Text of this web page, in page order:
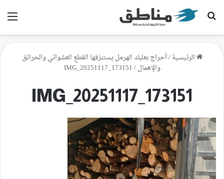
بحث عن
الرئيسية/أحراج بعلبك الهرمل يستنزفها القطع العشوائي والحرائق
والإهمال/
IMG_20251117_173151
IMG_20251117_173151